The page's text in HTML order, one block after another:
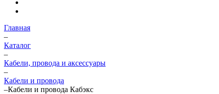
Главная
–
Каталог
–
Кабели, провода и аксессуары
–
Кабели и провода
–Кабели и провода Кабэкс